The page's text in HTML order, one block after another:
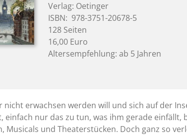
Verlag: Oetinger
ISBN: ‎ 978-3751-20678-5
128 Seiten
16,00 Euro
Altersempfehlung: ab 5 Jahren
nicht erwachsen werden will und sich auf der
einfach nur das zu tun, was ihm gerade einfällt,
Musicals und Theaterstücken. Doch ganz so